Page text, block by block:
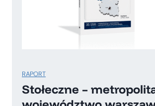
RAPORT
Stołeczne –